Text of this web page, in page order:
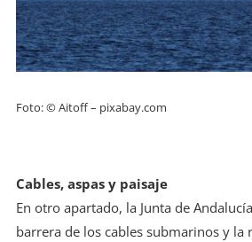
Foto: © Aitoff – pixabay.com
Cables, aspas y paisaje
En otro apartado, la Junta de
barrera de los cables submarinos y la